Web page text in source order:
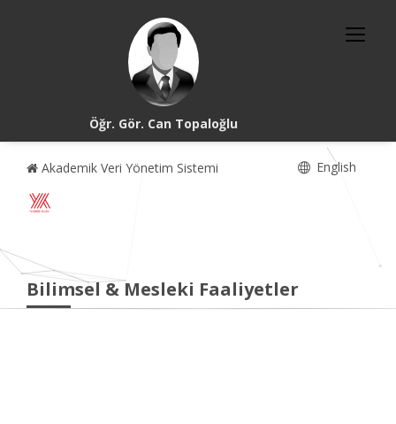
Öğr. Gör. Can Topaloğlu
Akademik Veri Yönetim Sistemi English
Bilimsel & Mesleki Faaliyetler